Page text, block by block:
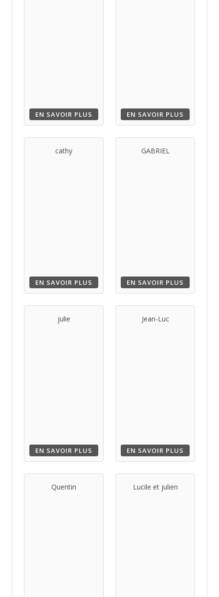
EN SAVOIR PLUS EN SAVOIR PLUS
cathy
EN SAVOIR PLUS
GABRIEL
EN SAVOIR PLUS
julie
EN SAVOIR PLUS
Jean-Luc
EN SAVOIR PLUS
Quentin Lucile et julien